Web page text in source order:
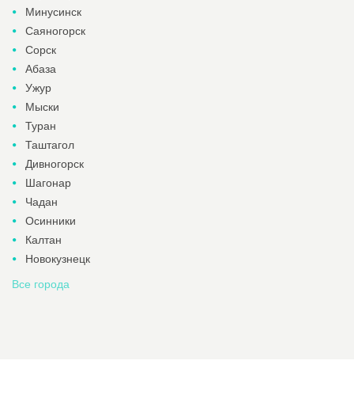
Минусинск
Саяногорск
Сорск
Абаза
Ужур
Мыски
Туран
Таштагол
Дивногорск
Шагонар
Чадан
Осинники
Калтан
Новокузнецк
Все города